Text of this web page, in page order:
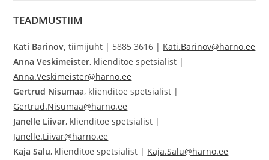
TEADMUSTIIM
Kati Barinov,tiimijuht | 5885 3616 | Kati.Barinov@harno.ee
Anna Veskimeister, klienditoe spetsialist |
Anna.Veskimeister@harno.ee
Gertrud Nisumaa, klienditoe spetsialist |
Gertrud.Nisumaa@harno.ee
Janelle Liivar, klienditoe spetsialist |
Janelle.Liivar@harno.ee
Kaja Salu, klienditoe spetsialist | Kaja.Salu@harno.ee